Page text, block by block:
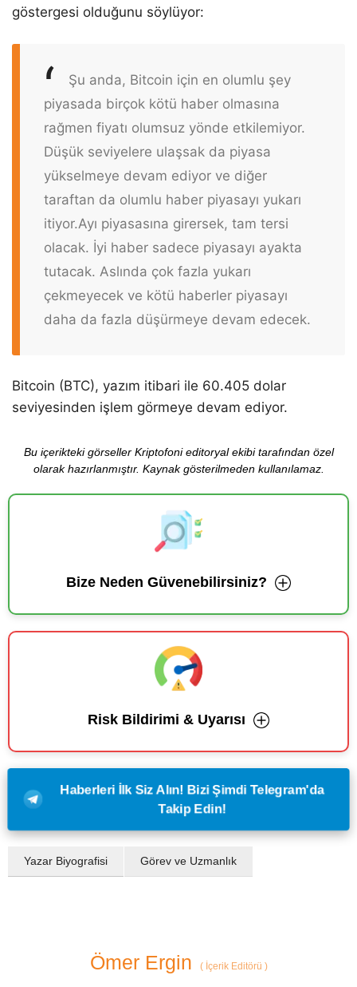
göstergesi olduğunu söylüyor:
Şu anda, Bitcoin için en olumlu şey
piyasada birçok kötü haber olmasına
rağmen fiyatı olumsuz yönde etkilemiyor.
Düşük seviyelere ulaşsak da piyasa
yükselmeye devam ediyor ve diğer
taraftan da olumlu haber piyasayı yukarı
itiyor.Ayı piyasasına girersek, tam tersi
olacak. İyi haber sadece piyasayı ayakta
tutacak. Aslında çok fazla yukarı
çekmeyecek ve kötü haberler piyasayı
daha da fazla düşürmeye devam edecek.
Bitcoin (BTC), yazım itibari ile 60.405 dolar
seviyesinden işlem görmeye devam ediyor.
Bu içerikteki görseller Kriptofoni editoryal ekibi tarafından özel
olarak hazırlanmıştır. Kaynak gösterilmeden kullanılamaz.
Bize Neden Güvenebilirsiniz?
Risk Bildirimi & Uyarısı
Haberleri İlk Siz Alın! Bizi Şimdi Telegram'da
Takip Edin!
Yazar Biyografisi Görev ve Uzmanlık
Ömer Ergin (İçerik Editörü )